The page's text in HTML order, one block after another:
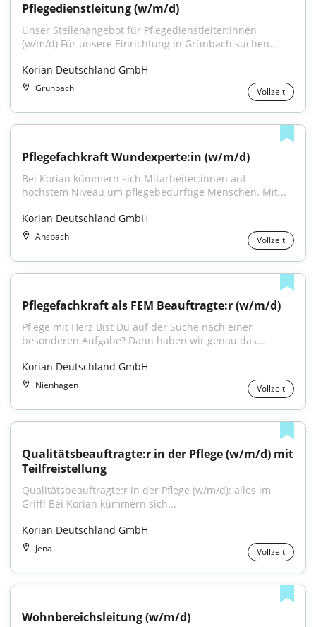
Pflegedienstleitung (w/m/d)
Unser Stellenangebot für Pflegedienstleiter:innen
(w/m/d) Für unsere Einrichtung in Grünbach suchen...
Korian Deutschland GmbH
Grünbach Vollzeit
Pflegefachkraft Wundexperte:in (w/m/d)
Bei Korian kümmern sich Mitarbeiter:innen auf
höchstem Niveau um pflegebedürftige Menschen. Mit...
Korian Deutschland GmbH
Ansbach Vollzeit
Pflegefachkraft als FEM Beauftragte:r (w/m/d)
Pflege mit Herz Bist Du auf der Suche nach einer
besonderen Aufgabe? Dann haben wir genau das...
Korian Deutschland GmbH
Nienhagen Vollzeit
Qualitätsbeauftragte:r in der Pflege (w/m/d) mit
Teilfreistellung
Qualitätsbeauftragte:r in der Pflege (w/m/d): alles im
Griff! Bei Korian kümmern sich...
Korian Deutschland GmbH
Jena Vollzeit
Wohnbereichsleitung (w/m/d)